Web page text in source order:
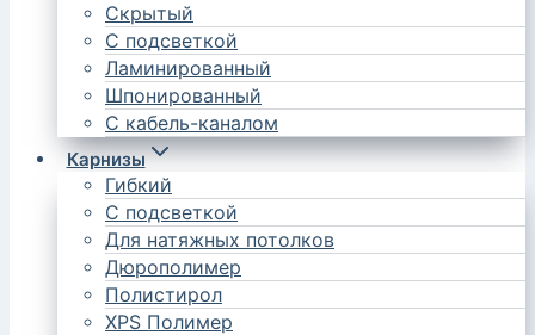
Скрытый
С подсветкой
Ламинированный
Шпонированный
С кабель-каналом
Карнизы
Гибкий
С подсветкой
Для натяжных потолков
Дюрополимер
Полистирол
XPS Полимер